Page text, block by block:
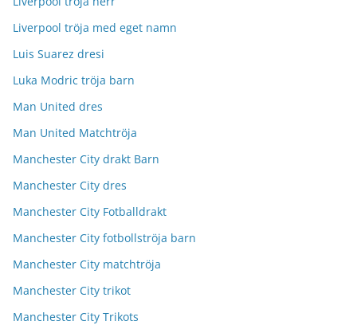
Liverpool tröja med eget namn
Luis Suarez dresi
Luka Modric tröja barn
Man United dres
Man United Matchtröja
Manchester City drakt Barn
Manchester City dres
Manchester City Fotballdrakt
Manchester City fotbollströja barn
Manchester City matchtröja
Manchester City trikot
Manchester City Trikots